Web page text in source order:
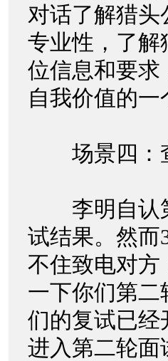
对话了解猎头
专业性，了解
位信息和要求
自我价值的
场景四：
李明自认第
试结果。然而
不住致电对方
一下你们第二
们的复试已经
进入第二轮